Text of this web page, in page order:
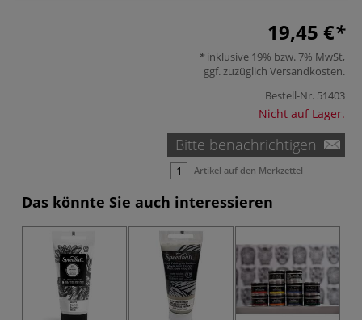
19,45 €
inklusive 19% bzw. 7% MwSt,
ggf. zuzüglich Versandkosten.
Bestell-Nr. 51403
Nicht auf Lager.
Bitte benachrichtigen
Artikel auf den Merkzettel
Das könnte Sie auch interessieren